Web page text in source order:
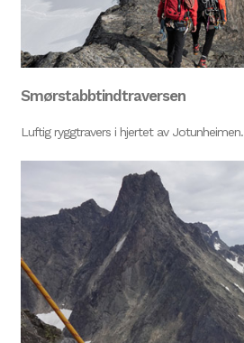
Smørstabbtindtraversen
Luftig ryggtravers i hjertet av Jotunheimen.